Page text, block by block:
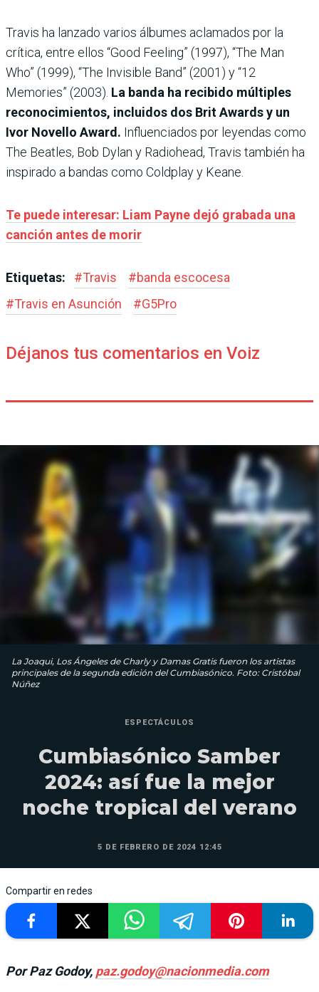
Travis ha lanzado varios álbumes aclamados por la
crítica, entre ellos “Good Feeling” (1997), “The Man
Who” (1999), “The Invisible Band” (2001) y “12
Memories” (2003). La banda ha recibido múltiples
reconocimientos, incluidos dos Brit Awards y un
Ivor Novello Award. Influenciados por leyendas como
The Beatles, Bob Dylan y Radiohead, Travis también ha
inspirado a bandas como Coldplay y Keane.
Te puede interesar: Liam Payne dejó grabada una
canción antes de morir
Etiquetas: #Travis #banda escocesa
#Travis en Asunción #G5Pro
Déjanos tus comentarios en Voiz
La Joaqui, Los Ángeles de Charly y Damas Gratis fueron los artistas
principales de la segunda edición del Cumbiasónico. Foto: Cristóbal
Núñez
ESPECTÁCULOS
Cumbiasónico Samber
2024: así fue la mejor
noche tropical del verano
5 DE FEBRERO DE 2024 12:45
Compartir en redes
Por Paz Godoy, paz.godoy@nacionmedia.com